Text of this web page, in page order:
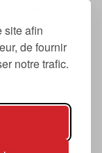
site afin
de fournir
notre trafic.
la
dont la
», « suivant
du
et des